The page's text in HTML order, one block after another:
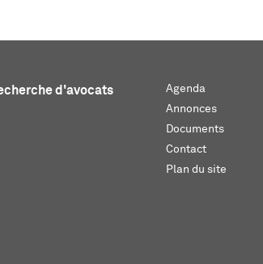
d'avocats
Agenda
Annonces
Documents
Contact
Plan du site